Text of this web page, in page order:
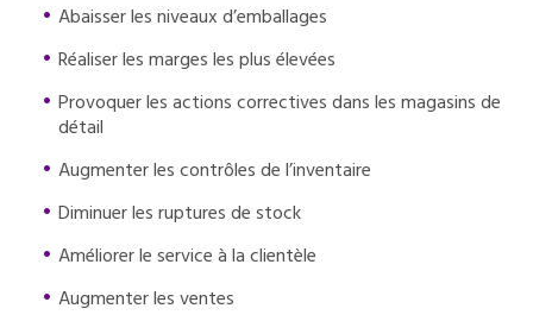
Abaisser les niveaux d’emballages
Réaliser les marges les plus élevées
Provoquer les actions correctives dans les magasins de
détail
Augmenter les contrôles de l’inventaire
Diminuer les ruptures de stock
Améliorer le service à la clientèle
Augmenter les ventes